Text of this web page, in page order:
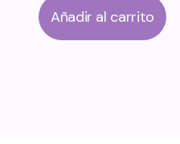
Añadir al carrito